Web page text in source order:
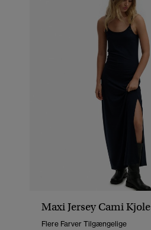
Maxi Jersey Cami Kjole
Flere Farver Tilgængelige